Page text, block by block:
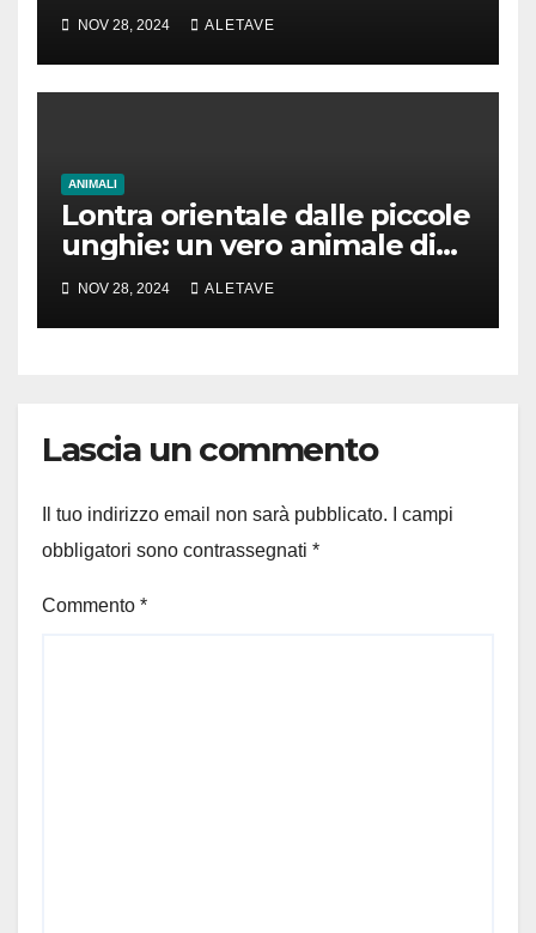
NOV 28, 2024 ALETAVE
ANIMALI
Lontra orientale dalle piccole
unghie: un vero animale di
cui parlare
NOV 28, 2024 ALETAVE
Lascia un commento
Il tuo indirizzo email non sarà pubblicato.
I campi
obbligatori sono contrassegnati *
Commento *